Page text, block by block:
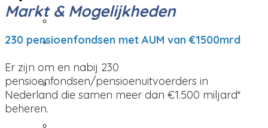
Events algemene info
Focuscongres -
geannuleerd
BeleggersBeraad - Week
van het Klimaat - oktober
Markt & Mogelijkheden
230 pensioenfondsen met AUM van €1500mrd
Er zijn om en nabij 230
pensioenfondsen/pensioenuitvoerders in
Nederland die samen meer dan €1.500 miljard*
beheren.